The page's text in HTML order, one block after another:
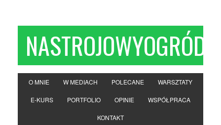
NASTROJOWYOGRÓD
O MNIE W MEDIACH POLECANE WARSZTATY
E-KURS PORTFOLIO OPINIE WSPÓŁPRACA
KONTAKT